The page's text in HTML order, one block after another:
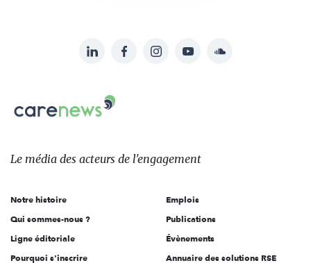
sur:
LinkedInFacebookInstagramYouTubeSoundcloud
Carenews,
Le
des
l'engagement
Le média des acteurs de l'engagement
Notre histoire
Qui sommes-nous ?
Ligne éditoriale
Pourquoi s'inscrire
Emplois
Publications
Évènements
Annuaire des solutions RSE